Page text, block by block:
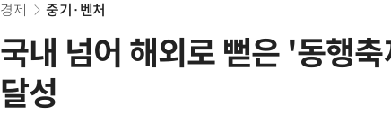
경제 중기·벤처
국내 넘어 해외로 뻗은 '동행
달성